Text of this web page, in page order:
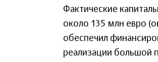
Фактические
около 135 млн евро
обеспечил
реализации большой